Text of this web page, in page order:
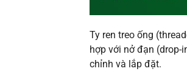
Ty ren treo ống
hợp với nở đạn (drop-
chỉnh và lắp đặt.